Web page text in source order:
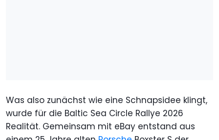
Was also zunächst wie eine Schnapsidee klingt,
wurde für die Baltic Sea Circle Rallye 2026
Realität. Gemeinsam mit eBay entstand aus